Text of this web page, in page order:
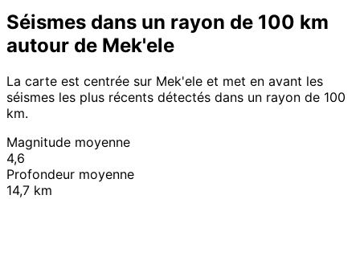
Séismes dans un rayon de 100 km
autour de Mek'ele
La carte est centrée sur Mek'ele et met en avant les
séismes les plus récents détectés dans un rayon de 100
km.
Magnitude moyenne
4,6
Profondeur moyenne
14,7 km